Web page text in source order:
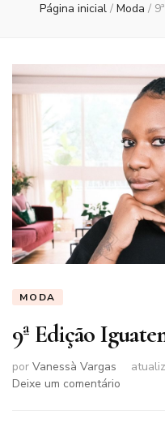
Página inicial / Moda /
MODA
9ª Edição
por Vanessà Vargas
Deixe um comentário